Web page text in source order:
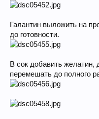
Галантин выложить на
до готовности.
В сок добавить желатин,
перемешать до полного